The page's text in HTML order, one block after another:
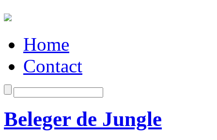
Home
Contact
Beleger de Jungle